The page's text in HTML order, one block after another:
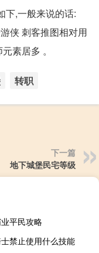
下,一般来说的话:
侠 刺客推图相对用
素居多 。
转职
下一篇
地下城堡民宅等级
平民攻略
禁止使用什么技能